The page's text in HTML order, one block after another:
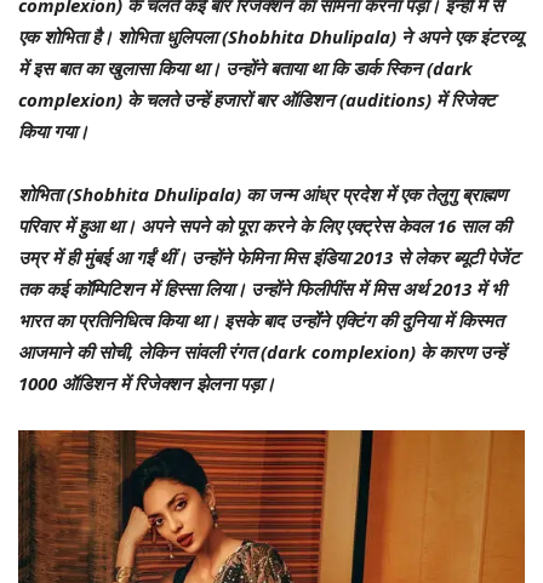
complexion) के चलते कई बार रिजेक्शन का सामना करना पड़ा। इन्हीं में से
एक शोभिता है। शोभिता धुलिपला (Shobhita Dhulipala) ने अपने एक इंटरव्यू
में इस बात का खुलासा किया था। उन्होंने बताया था कि डार्क स्किन (dark
complexion) के चलते उन्हें हजारों बार ऑडिशन (auditions) में रिजेक्ट
किया गया।
शोभिता (Shobhita Dhulipala) का जन्म आंध्र प्रदेश में एक तेलुगु ब्राह्मण
परिवार में हुआ था। अपने सपने को पूरा करने के लिए एक्ट्रेस केवल 16 साल की
उम्र में ही मुंबई आ गईं थीं। उन्होंने फेमिना मिस इंडिया 2013 से लेकर ब्यूटी पेजेंट
तक कई कॉम्पिटिशन में हिस्सा लिया। उन्होंने फिलीपींस में मिस अर्थ 2013 में भी
भारत का प्रतिनिधित्व किया था। इसके बाद उन्होंंने एक्टिंग की दुनिया में किस्मत
आजमाने की सोची, लेकिन सांवली रंगत (dark complexion) के कारण उन्हें
1000 ऑडिशन में रिजेक्शन झेलना पड़ा।